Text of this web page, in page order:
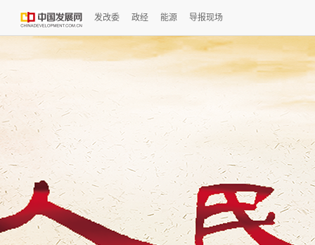
发改委 政经 能源 导报现场